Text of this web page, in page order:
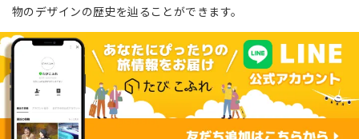
物のデザインの歴史を辿ることができます。